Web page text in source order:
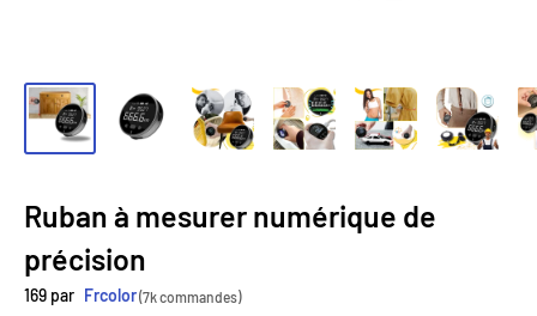
Ruban à mesurer numérique de
précision
169 par Frcolor(7k commandes)